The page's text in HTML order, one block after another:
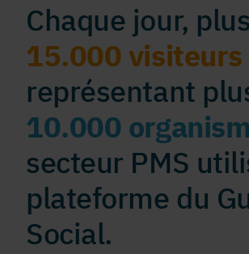
Chaque jour,
15.000 visiteurs
représentant
10.000
secteur PMS
plateforme du
Social.